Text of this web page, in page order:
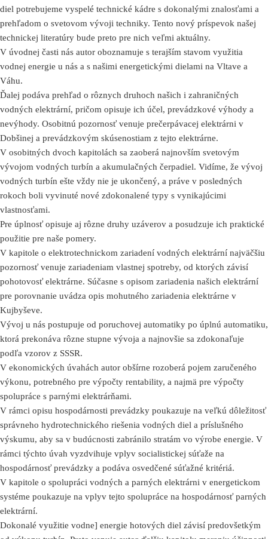
diel potrebujeme vyspelé technické kádre s dokonalými znalosťami a
prehľadom o svetovom vývoji techniky. Tento nový príspevok našej
technickej literatúry bude preto pre nich veľmi aktuálny.
V úvodnej časti nás autor oboznamuje s terajším stavom využitia
vodnej energie u nás a s našimi energetickými dielami na Vltave a
Váhu.
Ďalej podáva prehľad o rôznych druhoch našich i zahraničných
vodných elektrární, pričom opisuje ich účel, prevádzkové výhody a
nevýhody. Osobitnú pozornosť venuje prečerpávacej elektrárni v
Dobšinej a prevádzkovým skúsenostiam z tejto elektrárne.
V osobitných dvoch kapitolách sa zaoberá najnovším svetovým
vývojom vodných turbín a akumulačných čerpadiel. Vidíme, že vývoj
vodných turbín ešte vždy nie je ukončený, a práve v posledných
rokoch boli vyvinuté nové zdokonalené typy s vynikajúcimi
vlastnosťami.
Pre úplnosť opisuje aj rôzne druhy uzáverov a posudzuje ich praktické
použitie pre naše pomery.
V kapitole o elektrotechnickom zariadení vodných elektrární najväčšiu
pozornosť venuje zariadeniam vlastnej spotreby, od ktorých závisí
pohotovosť elektrárne. Súčasne s opisom zariadenia našich elektrární
pre porovnanie uvádza opis mohutného zariadenia elektrárne v
Kujbyševe.
Vývoj u nás postupuje od poruchovej automatiky po úplnú automatiku,
ktorá prekonáva rôzne stupne vývoja a najnovšie sa zdokonaľuje
podľa vzorov z SSSR.
V ekonomických úvahách autor obšírne rozoberá pojem zaručeného
výkonu, potrebného pre výpočty rentability, a najmä pre výpočty
spolupráce s parnými elektrárňami.
V rámci opisu hospodárnosti prevádzky poukazuje na veľkú dôležitosť
správneho hydrotechnického riešenia vodných diel a príslušného
výskumu, aby sa v budúcnosti zabránilo stratám vo výrobe energie. V
rámci týchto úvah vyzdvihuje vplyv socialistickej súťaže na
hospodárnosť prevádzky a podáva osvedčené súťažné kritériá.
V kapitole o spolupráci vodných a parných elektrárni v energetickom
systéme poukazuje na vplyv tejto spolupráce na hospodárnosť parných
elektrární.
Dokonalé využitie vodne] energie hotových diel závisí predovšetkým